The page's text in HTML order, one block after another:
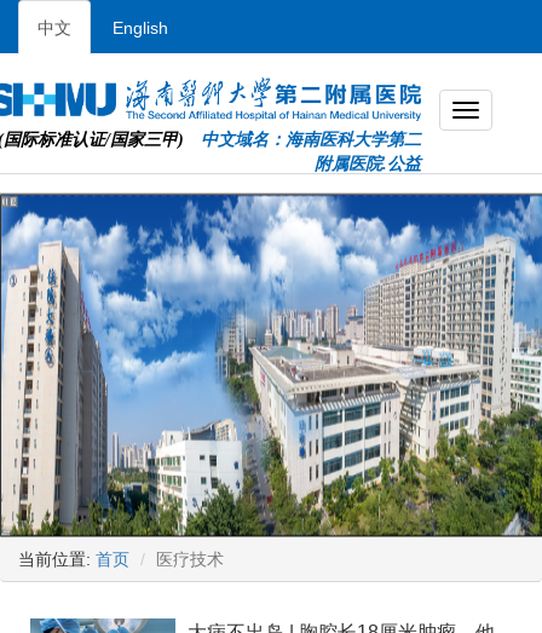
中文 English
国际标准认证/国家三甲) 中文域名：海南医科大学第二
附属医院.公益
当前位置: 首页 医疗技术